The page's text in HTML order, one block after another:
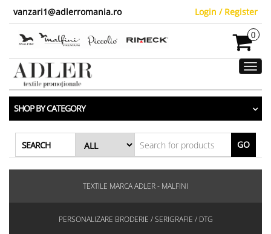
vanzari1@adlerromania.ro Login / Register
0
SHOP BY CATEGORY
SEARCH GO
TEXTILE MARCA ADLER - MALFINI
PERSONALIZARE BRODERIE / SERIGRAFIE / DTG